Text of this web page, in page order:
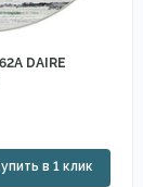
DAIRE